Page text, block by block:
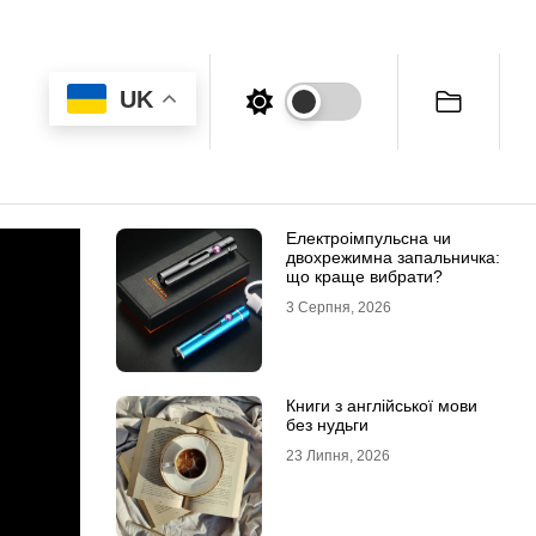
UK
Електроімпульсна чи
двохрежимна запальничка:
що краще вибрати?
3 Серпня, 2026
Книги з англійської мови
без нудьги
23 Липня, 2026